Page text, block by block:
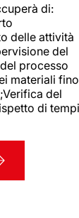
di:
delle attività
del
processo
materiali fino
del
di